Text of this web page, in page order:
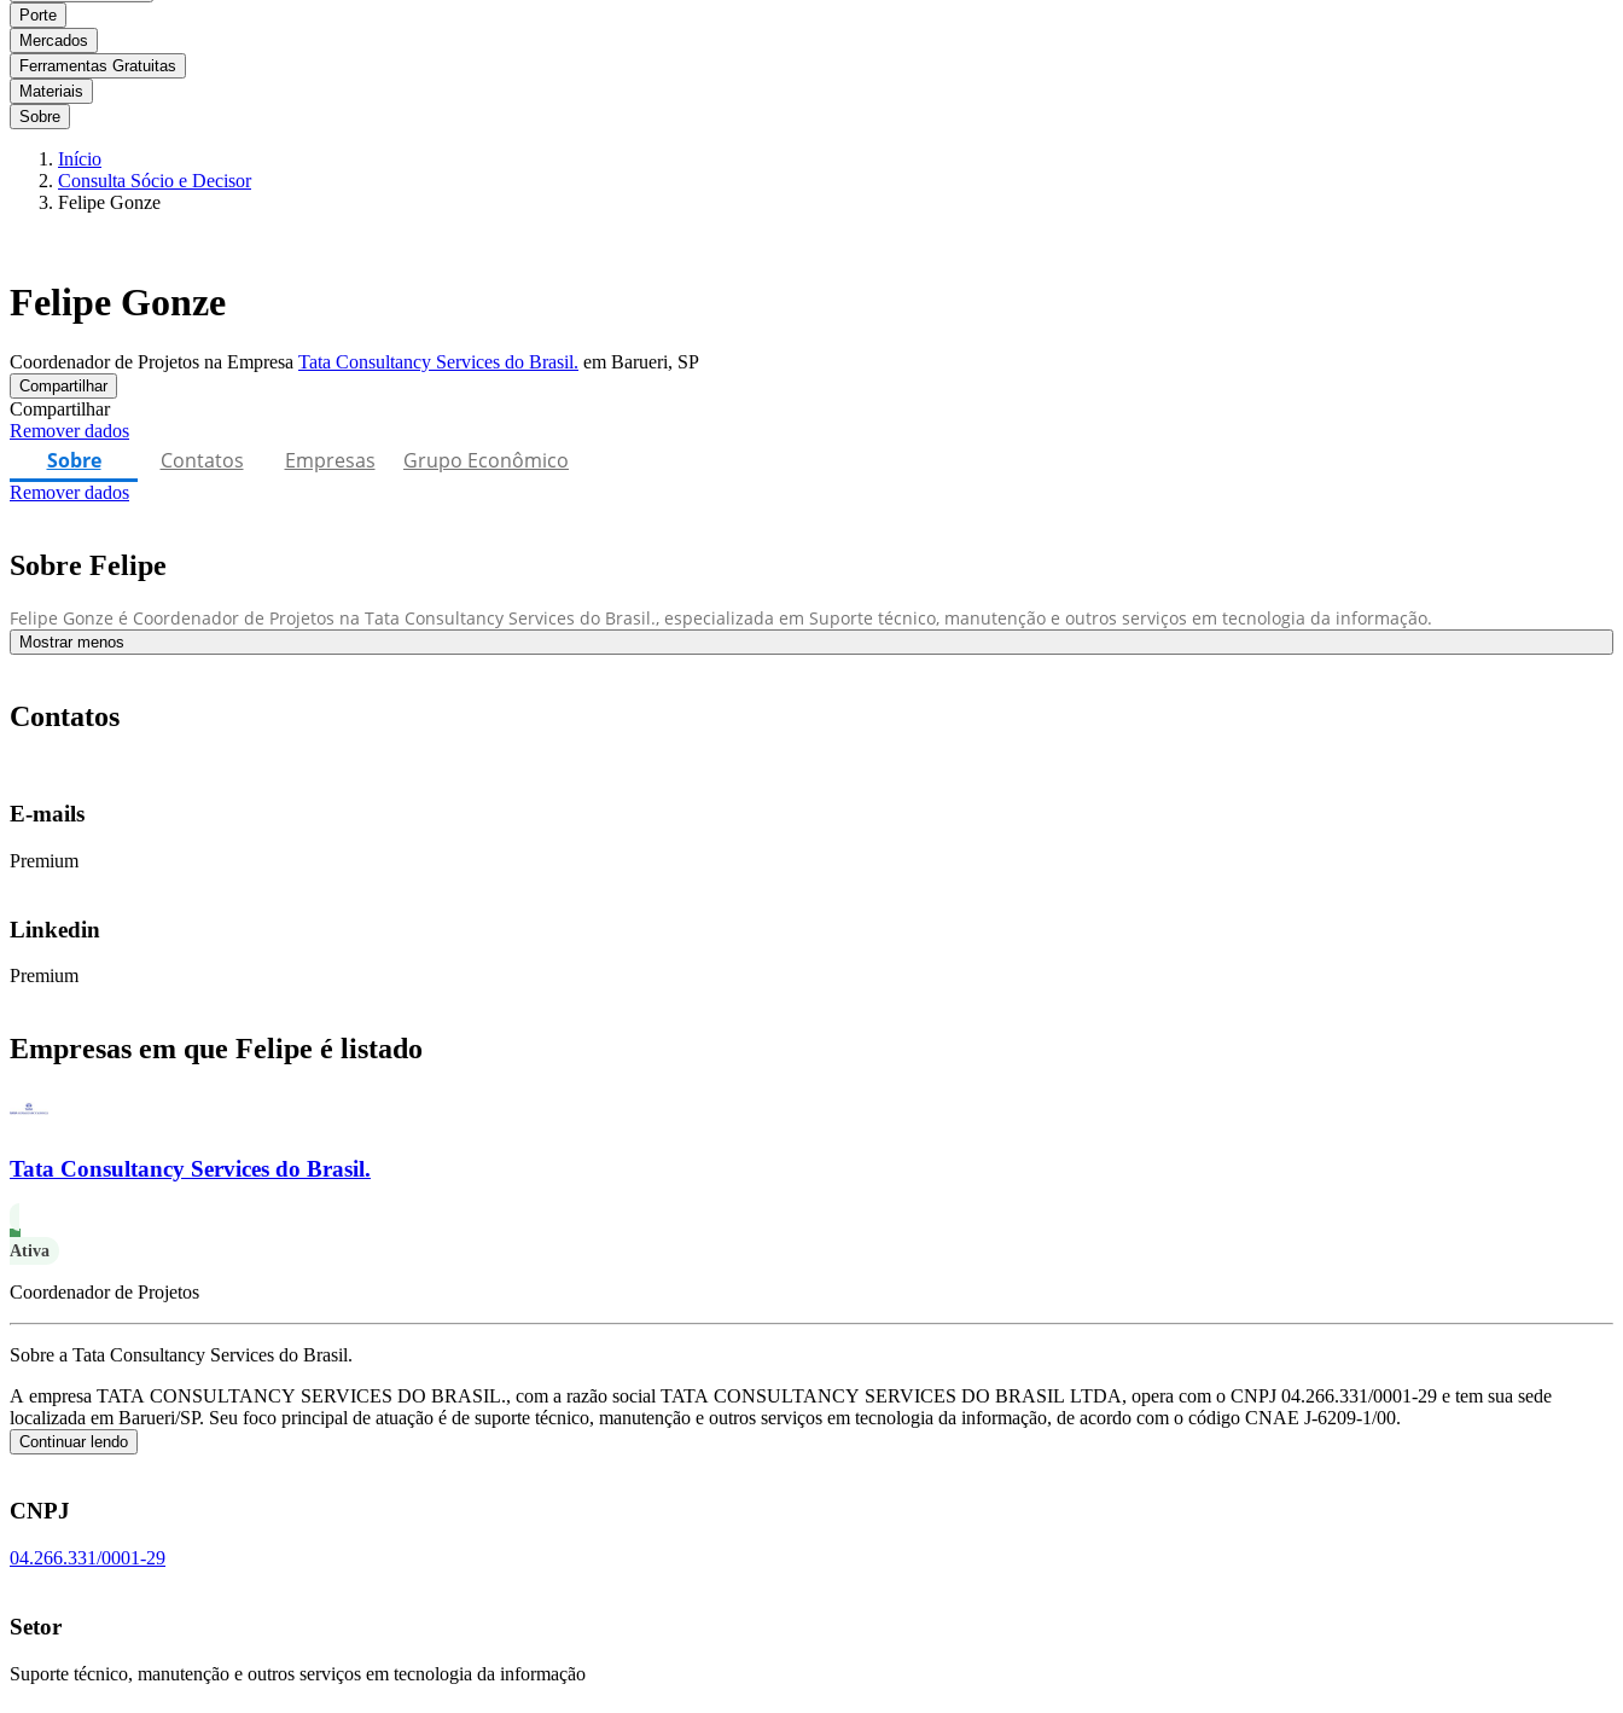
Porte
Mercados
Ferramentas Gratuitas
Materiais
Sobre
Início
Consulta Sócio e Decisor
Felipe Gonze
Felipe Gonze
Coordenador de Projetos na Empresa Tata Consultancy Services do Brasil. em Barueri, SP
Compartilhar
Compartilhar
Remover dados
Sobre Contatos Empresas Grupo Econômico
Remover dados
Sobre Felipe
Felipe Gonze é Coordenador de Projetos na Tata Consultancy Services do Brasil., especializada em Suporte técnico, manutenção e outros serviços em tecnologia da informação.
Mostrar menos
Contatos
E-mails
Premium
Linkedin
Premium
Empresas em que Felipe é listado
Tata Consultancy Services do Brasil.
Ativa
Coordenador de Projetos
Sobre a Tata Consultancy Services do Brasil.
A empresa TATA CONSULTANCY SERVICES DO BRASIL., com a razão social TATA CONSULTANCY SERVICES DO BRASIL LTDA, opera com o CNPJ 04.266.331/0001-29 e tem sua sede
localizada em Barueri/SP. Seu foco principal de atuação é de suporte técnico, manutenção e outros serviços em tecnologia da informação, de acordo com o código CNAE J-6209-1/00.
Continuar lendo
CNPJ
04.266.331/0001-29
Setor
Suporte técnico, manutenção e outros serviços em tecnologia da informação